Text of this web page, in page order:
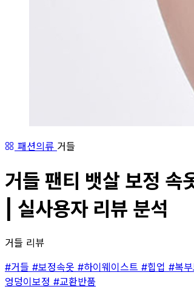
패션의류 거들
거들 팬티 뱃살 보정 속
| 실사용자 리뷰 분석
거들 리뷰
#거들 #보정속옷 #하이웨이스트 #힙업 #복부
엉덩이보정 #교환반품